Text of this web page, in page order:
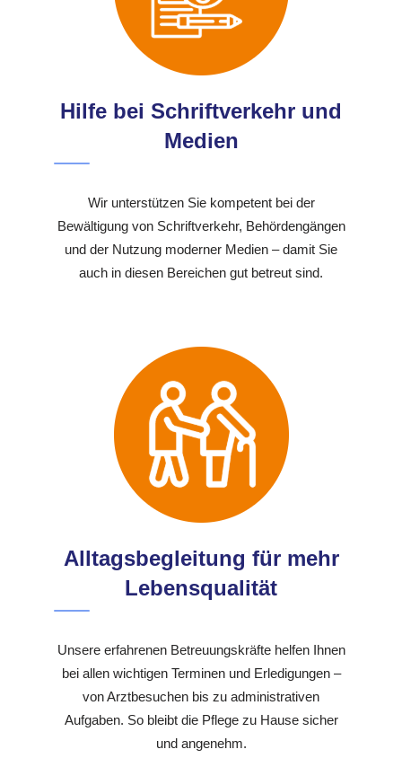
Hilfe bei Schriftverkehr und
Medien
Wir unterstützen Sie kompetent bei der
Bewältigung von Schriftverkehr, Behördengängen
und der Nutzung moderner Medien – damit Sie
auch in diesen Bereichen gut betreut sind.
Alltagsbegleitung für mehr
Lebensqualität
Unsere erfahrenen Betreuungskräfte helfen Ihnen
bei allen wichtigen Terminen und Erledigungen –
von Arztbesuchen bis zu administrativen
Aufgaben. So bleibt die Pflege zu Hause sicher
und angenehm.